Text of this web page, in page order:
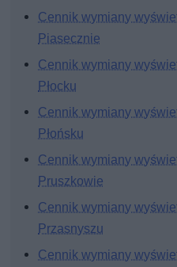
Cennik wymiany
Piasecznie
Cennik wymiany
Płocku
Cennik wymiany
Płońsku
Cennik wymiany
Pruszkowie
Cennik wymiany
Przasnyszu
Cennik wymiany